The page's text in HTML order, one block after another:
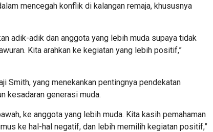
mencegah konflik di kalangan remaja, khususnya
adik-adik dan anggota yang lebih muda supaya tidak
Kita arahkan ke kegiatan yang lebih positif,”
Smith, yang menekankan pentingnya pendekatan
kesadaran generasi muda.
ke anggota yang lebih muda. Kita kasih pemahaman
ke hal-hal negatif, dan lebih memilih kegiatan positif,”